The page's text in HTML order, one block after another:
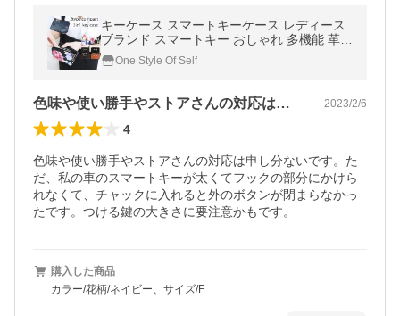
キーケース スマートキーケース レディース
ブランド スマートキー おしゃれ 多機能 革
カード 小銭入れ付き 4連 レザー ファスナー
コインケース ミニ 黒 車
One Style Of Self
色味や使い勝手やストアさんの対応は申し… 2023/2/6
4
色味や使い勝手やストアさんの対応は申し分ないです。た
だ、私の車のスマートキーが太くてフックの部分にかけら
れなくて、チャックに入れると外のボタンが閉まらなかっ
たです。つける鍵の大きさに要注意かもです。
購入した商品
カラー/花柄/ネイビー、サイズ/F